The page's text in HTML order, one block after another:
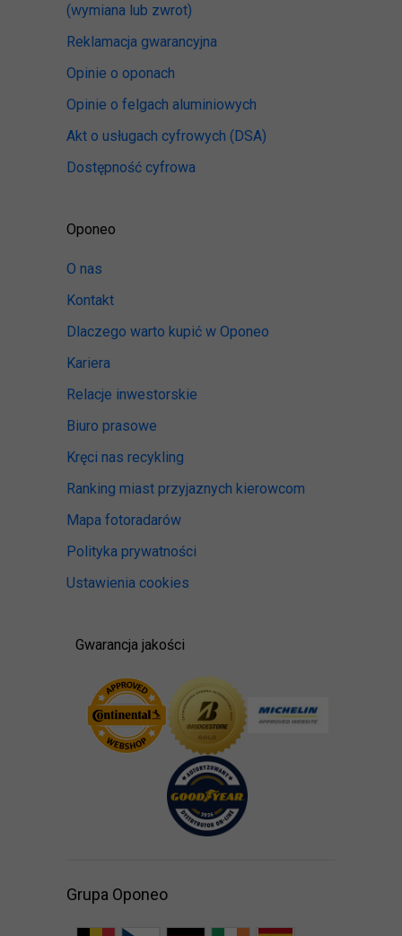
(wymiana lub zwrot)
Reklamacja gwarancyjna
Opinie o oponach
Opinie o felgach aluminiowych
Akt o usługach cyfrowych (DSA)
Dostępność cyfrowa
Oponeo
O nas
Kontakt
Dlaczego warto kupić w Oponeo
Kariera
Relacje inwestorskie
Biuro prasowe
Kręci nas recykling
Ranking miast przyjaznych kierowcom
Mapa fotoradarów
Polityka prywatności
Ustawienia cookies
Gwarancja jakości
Grupa Oponeo